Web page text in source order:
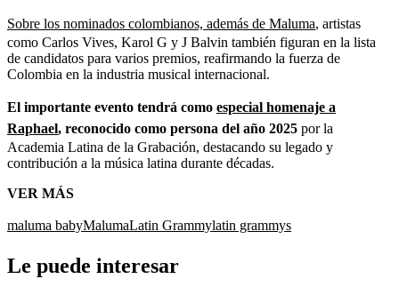
Sobre los nominados colombianos, además de Maluma, artistas
como Carlos Vives, Karol G y J Balvin también figuran en la lista
de candidatos para varios premios, reafirmando la fuerza de
Colombia en la industria musical internacional.
El importante evento tendrá como especial homenaje a
Raphael, reconocido como persona del año 2025 por la
Academia Latina de la Grabación, destacando su legado y
contribución a la música latina durante décadas.
VER MÁS
maluma babyMalumaLatin Grammylatin grammys
Le puede interesar